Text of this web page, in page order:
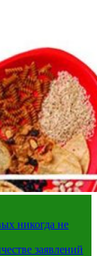
никогда не
заявлений